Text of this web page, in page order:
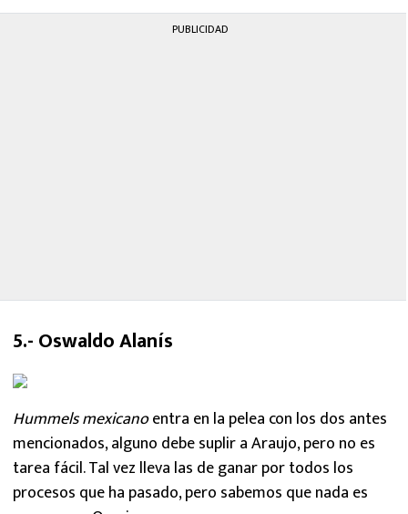
PUBLICIDAD
5.- Oswaldo Alanís
Hummels mexicanoentra en la pelea con los dos antes
mencionados, alguno debe suplir a Araujo, pero no es
tarea fácil. Tal vez lleva las de ganar por todos los
procesos que ha pasado, pero sabemos que nada es